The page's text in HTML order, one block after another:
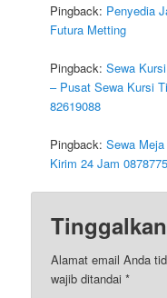
Pingback: Penyedia
Futura Metting
Pingback:Sewa
– Pusat Sewa Kursi
82619088
Pingback:Sewa
Kirim 24 Jam
Alamat email Anda
wajib ditandai*